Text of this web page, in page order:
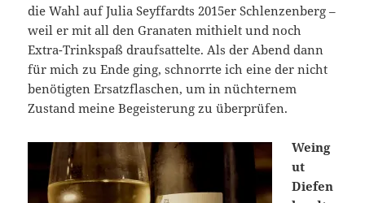
die Wahl auf Julia Seyffardts 2015er Schlenzenberg –
weil er mit all den Granaten mithielt und noch
Extra-Trinkspaß draufsattelte. Als der Abend dann
für mich zu Ende ging, schnorrte ich eine der nicht
benötigten Ersatzflaschen, um in nüchternem
Zustand meine Begeisterung zu überprüfen.
Weing
ut
Diefen